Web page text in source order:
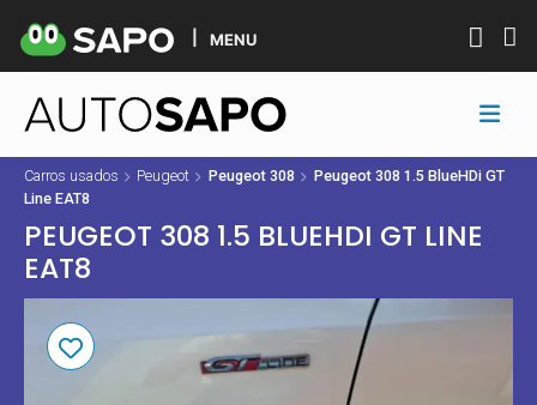
MENU
Carros usados Peugeot Peugeot 308
Peugeot 308 1.5 BlueHDi GT
Line EAT8
PEUGEOT 308 1.5 BLUEHDI GT LINE
EAT8